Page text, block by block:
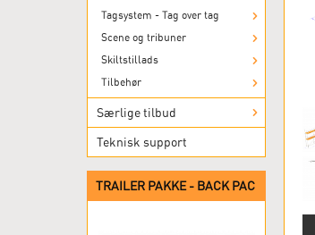
Tagsystem - Tag over tag
Scene og tribuner
Skiltstillads
Tilbehør
Særlige tilbud
Teknisk support
TRAILER PAKKE - BACK PAC